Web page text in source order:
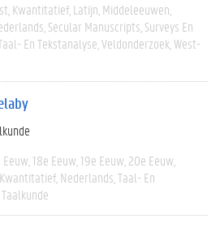
Kwantitatief Latijn Middeleeuwen
Secular Manuscripts Surveys En
En Tekstanalyse Veldonderzoek West-
Eeuw 18e Eeuw 19e Eeuw 20e Eeuw
Kwantitatief Nederlands Taal- En
Taalkunde